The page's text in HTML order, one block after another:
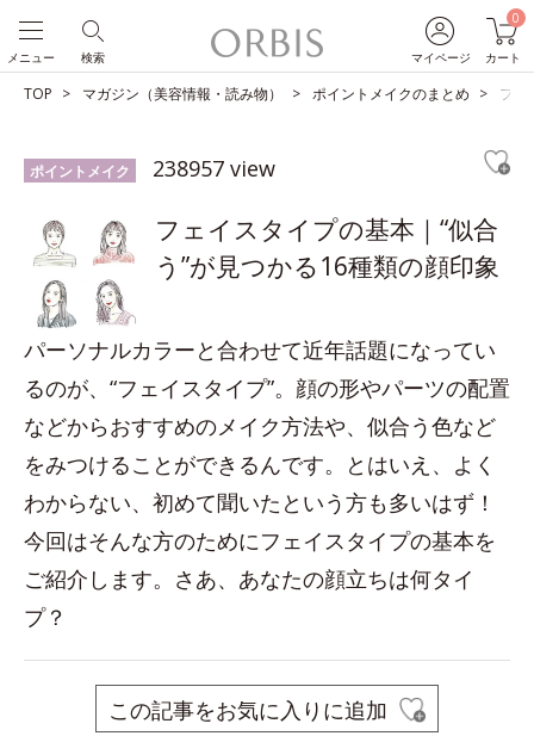
マイページ
0
カート
検索
メニュー
TOP マガジン（美容情報・読み物） ポイントメイクのまとめ フェ
ポイントメイク 238957 view
フェイスタイプの基本｜“似合
う”が見つかる16種類の顔印象
パーソナルカラーと合わせて近年話題になってい
るのが、“フェイスタイプ”。顔の形やパーツの配置
などからおすすめのメイク方法や、似合う色など
をみつけることができるんです。とはいえ、よく
わからない、初めて聞いたという方も多いはず！
今回はそんな方のためにフェイスタイプの基本を
ご紹介します。さあ、あなたの顔立ちは何タイ
プ？
この記事をお気に入りに追加